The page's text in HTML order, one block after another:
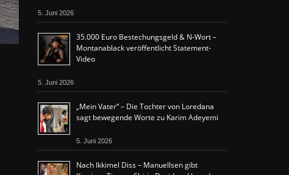
5. Juni 2026
35.000 Euro Bestechungsgeld & N-Wort –
Montanablack veröffentlicht Statement-
Video
5. Juni 2026
„Mein Vater“ – Die Tochter von Loredana
sagt bewegende Worte zu Karim Adeyemi
5. Juni 2026
Nach Ikkimel Diss – Manuellsen gibt